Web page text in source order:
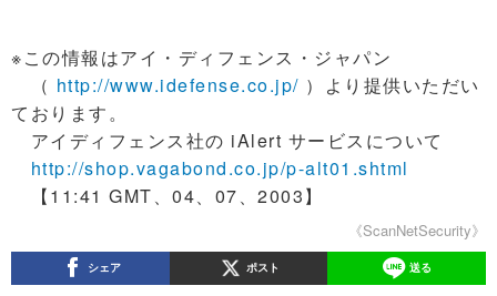
※この情報はアイ・ディフェンス・ジャパン
（ http://www.idefense.co.jp/ ）より提供いただい
ております。
アイディフェンス社の iAlert サービスについて
http://shop.vagabond.co.jp/p-alt01.shtml
【11:41 GMT、04、07、2003】
《ScanNetSecurity》
シェア ポスト 送る